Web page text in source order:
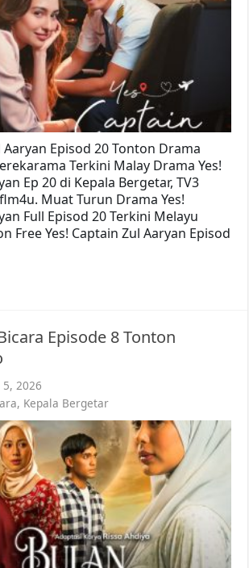
Aaryan Episod 20 Tonton Drama
Terkini Malay Drama Yes!
Ep 20 di Kepala Bergetar, TV3
Muat Turun Drama Yes!
Full Episod 20 Terkini Melayu
Free Yes! Captain Zul Aaryan Episod
Episode 8 Tonton
5, 2026
, Kepala Bergetar